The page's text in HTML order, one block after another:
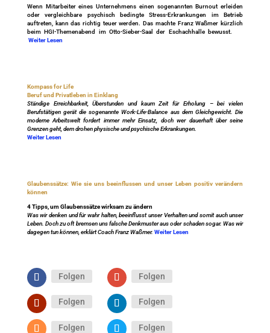
Wenn Mitarbeiter eines Unternehmens einen sogenannten Burnout erleiden
oder vergleichbare psychisch bedingte Stress-Erkrankungen im Betrieb
auftreten, kann das richtig teuer werden. Das machte Franz Waßmer kürzlich
beim HGI-Themenabend im Otto-Sieber-Saal der Eschachhalle bewusst.
Weiter Lesen
Kompass for Life
Beruf und Privatleben in Einklang
Ständige Erreichbarkeit, Überstunden und kaum Zeit für Erholung – bei vielen
Berufstätigen gerät die sogenannte Work-Life-Balance aus dem Gleichgewicht. Die
moderne Arbeitswelt fordert immer mehr Einsatz, doch wer dauerhaft über seine
Grenzen geht, dem drohen physische und psychische Erkrankungen.
Weiter Lesen
Glaubenssätze: Wie sie uns beeinflussen und unser Leben positiv verändern
können
4 Tipps, um Glaubenssätze wirksam zu ändern
Was wir denken und für wahr halten, beeinflusst unser Verhalten und somit auch unser
Leben. Doch zu oft bremsen uns falsche Denkmuster aus oder schaden sogar. Was wir
dagegen tun können, erklärt Coach Franz Waßmer. Weiter Lesen
Folgen Folgen
Folgen Folgen
Folgen Folgen